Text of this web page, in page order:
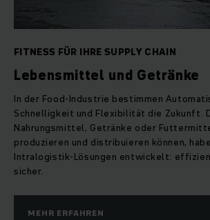
FITNESS FÜR IHRE SUPPLY CHAIN
Lebensmittel und Getränke
In der Food-Industrie bestimmen
Schnelligkeit und Flexibilität die Zukunft.
Nahrungsmittel, Getränke oder
produzieren und distribuieren können,
Intralogistik-Lösungen entwickelt:
sicher.
MEHR ERFAHREN